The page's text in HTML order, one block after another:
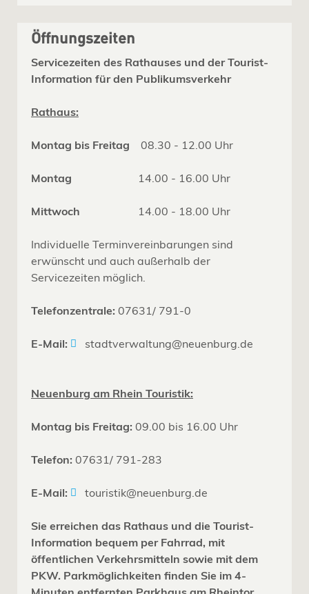
Öffnungszeiten
Servicezeiten des Rathauses und der Tourist-
Information für den Publikumsverkehr
Rathaus:
Montag bis Freitag 08.30 - 12.00 Uhr
Montag 14.00 - 16.00 Uhr
Mittwoch 14.00 - 18.00 Uhr
Individuelle Terminvereinbarungen sind
erwünscht und auch außerhalb der
Servicezeiten möglich.
Telefonzentrale: 07631/ 791-0
E-Mail: stadtverwaltung@neuenburg.de
Neuenburg am Rhein Touristik:
Montag bis Freitag: 09.00 bis 16.00 Uhr
Telefon: 07631/ 791-283
E-Mail: touristik@neuenburg.de
Sie erreichen das Rathaus und die Tourist-
Information bequem per Fahrrad, mit
öffentlichen Verkehrsmitteln sowie mit dem
PKW. Parkmöglichkeiten finden Sie im 4-